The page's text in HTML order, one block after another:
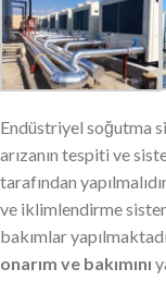
Endüstriyel soğutma
arızanın tespiti ve
tarafından
ve iklimlendirme
bakımlar
onarım ve bakımını